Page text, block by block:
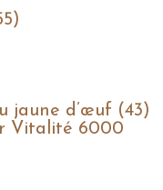
jaune d’œuf (43)
Vitalité 6000